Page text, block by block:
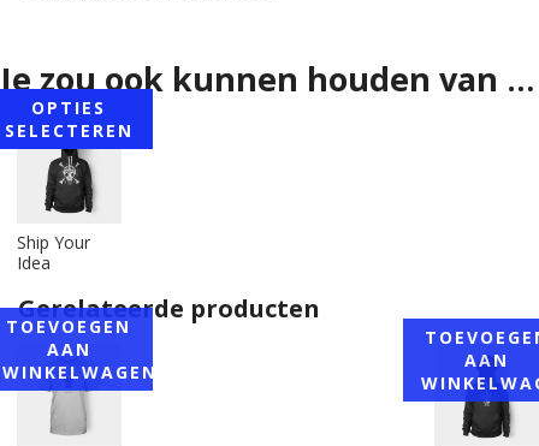
Je zou ook kunnen houden van …
Ship Your
Idea
OPTIES
SELECTEREN
product
heeft
meerdere
variaties.
Deze
Gerelateerde producten
TOEVOEGEN
AAN
WINKELWAGEN
AAN